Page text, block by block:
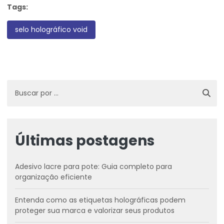
Tags:
selo holográfico void
Últimas postagens
Adesivo lacre para pote: Guia completo para
organização eficiente
Entenda como as etiquetas holográficas podem
proteger sua marca e valorizar seus produtos